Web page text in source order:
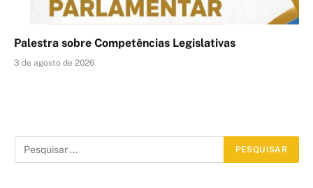
Palestra sobre Competências Legislativas
3 de agosto de 2026